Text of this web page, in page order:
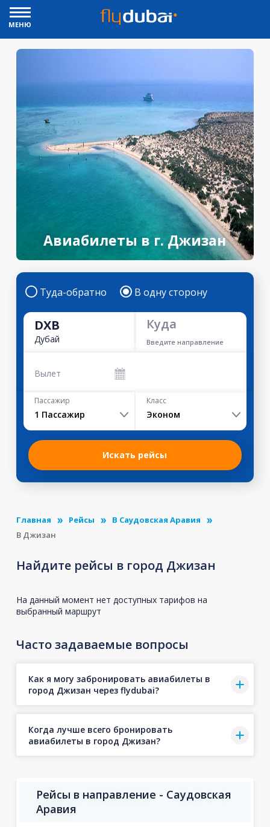
МЕНЮ
Авиабилеты в г. Джизан
Туда-обратно В одну сторону
DXB
Дубай
Куда
Введите направление
Вылет
Пассажир
1 Пассажир
Класс
Эконом
Искать рейсы
Главная Рейсы
В Саудовская Аравия
В Джизан
Найдите рейсы в город Джизан
На данный момент нет доступных тарифов на
выбранный маршрут
Часто задаваемые вопросы
Как я могу забронировать авиабилеты в
город Джизан через flydubai?
Когда лучше всего бронировать
авиабилеты в город Джизан?
Рейсы в направление - Саудовская
Аравия